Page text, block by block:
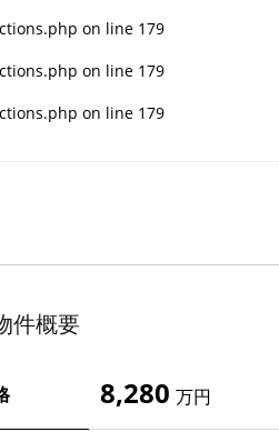
on line 179
on line 179
on line 179
件概要
8,280 万円